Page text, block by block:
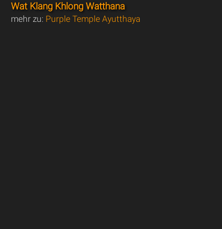
Wat Klang Khlong Watthana
mehr zu: Purple Temple Ayutthaya